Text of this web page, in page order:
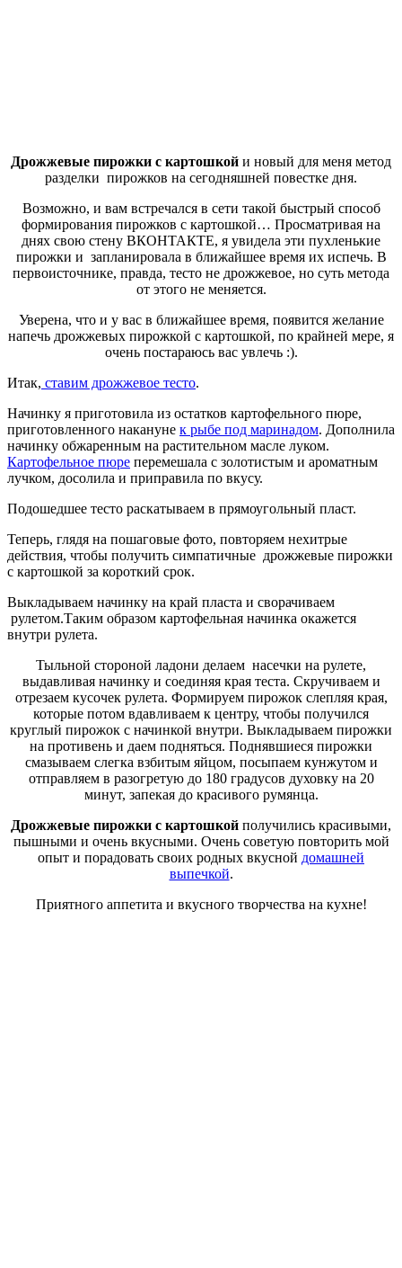
Дрожжевые пирожки с картошкой и новый для меня метод
разделки пирожков на сегодняшней повестке дня.
Возможно, и вам встречался в сети такой быстрый способ
формирования пирожков с картошкой… Просматривая на
днях свою стену ВКОНТАКТЕ, я увидела эти пухленькие
пирожки и запланировала в ближайшее время их испечь. В
первоисточнике, правда, тесто не дрожжевое, но суть метода
от этого не меняется.
Уверена, что и у вас в ближайшее время, появится желание
напечь дрожжевых пирожкой с картошкой, по крайней мере, я
очень постараюсь вас увлечь :).
Итак, ставим дрожжевое тесто.
Начинку я приготовила из остатков картофельного пюре,
приготовленного накануне к рыбе под маринадом. Дополнила
начинку обжаренным на растительном масле луком.
Картофельное пюре перемешала с золотистым и ароматным
лучком, досолила и приправила по вкусу.
Подошедшее тесто раскатываем в прямоугольный пласт.
Теперь, глядя на пошаговые фото, повторяем нехитрые
действия, чтобы получить симпатичные дрожжевые пирожки
с картошкой за короткий срок.
Выкладываем начинку на край пласта и сворачиваем
рулетом.Таким образом картофельная начинка окажется
внутри рулета.
Тыльной стороной ладони делаем насечки на рулете,
выдавливая начинку и соединяя края теста. Скручиваем и
отрезаем кусочек рулета. Формируем пирожок слепляя края,
которые потом вдавливаем к центру, чтобы получился
круглый пирожок с начинкой внутри. Выкладываем пирожки
на противень и даем подняться. Поднявшиеся пирожки
смазываем слегка взбитым яйцом, посыпаем кунжутом и
отправляем в разогретую до 180 градусов духовку на 20
минут, запекая до красивого румянца.
Дрожжевые пирожки с картошкой получились красивыми,
пышными и очень вкусными. Очень советую повторить мой
опыт и порадовать своих родных вкусной домашней
выпечкой.
Приятного аппетита и вкусного творчества на кухне!